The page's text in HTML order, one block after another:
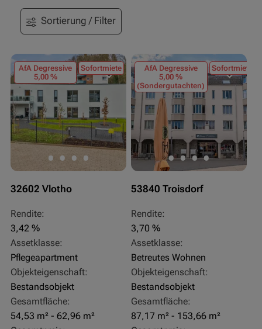
Sortierung / Filter
AfA Degressive
5,00 %
Sofortmiete
32602 Vlotho
Rendite:
3,42 %
Assetklasse:
Pflegeapartment
Objekteigenschaft:
Bestandsobjekt
Gesamtfläche:
54,53 m² - 62,96 m²
AfA Degressive
5,00 %
(Sondergutachten)
Sofortmiete
53840 Troisdorf
Rendite:
3,70 %
Assetklasse:
Betreutes Wohnen
Objekteigenschaft:
Bestandsobjekt
Gesamtfläche:
87,17 m² - 153,66 m²